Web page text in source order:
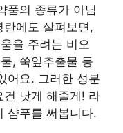
품의 종류가 아님
에도 살펴보면,
을 주려는 비오
, 쑥잎추출물 등
어요. 그러한 성분
건 낫게 해줄게! 라
샴푸를 써봅니다.